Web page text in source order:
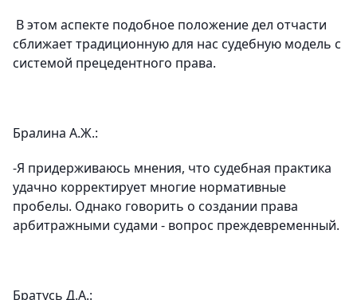
В этом аспекте подобное положение дел отчасти
сближает традиционную для нас судебную модель с
системой прецедентного права.
Бралина А.Ж.:
-Я придерживаюсь мнения, что судебная практика
удачно корректирует многие нормативные
пробелы. Однако говорить о создании права
арбитражными судами - вопрос преждевременный.
Братусь Д.А.: